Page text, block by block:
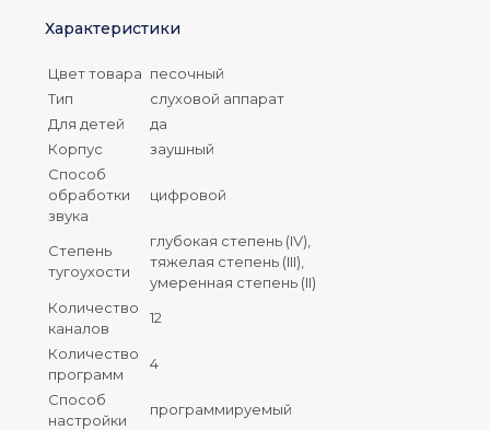
Характеристики
Цвет товара песочный
Тип
слуховой аппарат
Для детей
да
Корпус
заушный
Способ
обработки
звука
цифровой
Степень
тугоухости
глубокая степень (IV),
тяжелая степень (III),
умеренная степень (II)
Количество
каналов
12
Количество
программ
4
Способ
настройки
программируемый